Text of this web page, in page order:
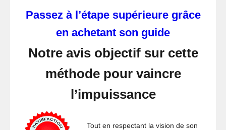
Passez à l’étape supérieure grâce
en achetant son guide
Notre avis objectif sur cette
méthode pour vaincre
l’impuissance
Tout en respectant la vision de son